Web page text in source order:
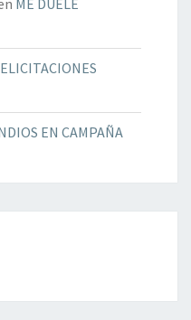
ME DUELE
EN CAMPAÑA